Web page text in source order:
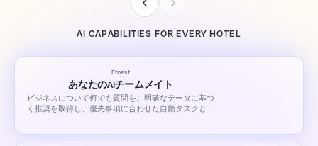
AI CAPABILITIES FOR EVERY HOTEL
Ernest
あなたのAIチームメイト
ビジネスについて何でも質問を。明確なデータに基づ
く推奨を取得し、優先事項に合わせた自動タスクとカ